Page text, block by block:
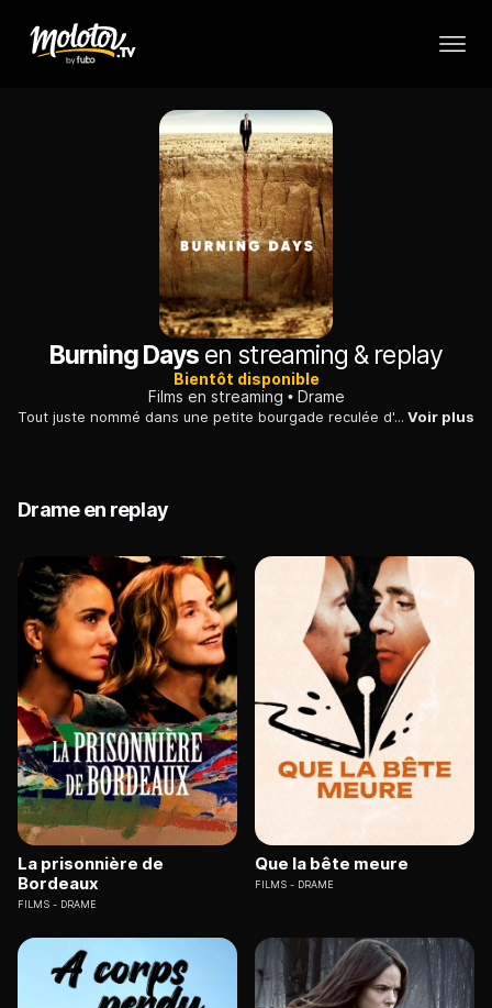
Burning Days en streaming & replay
Bientôt disponible
Films en streaming
Drame
Tout juste nommé dans une petite bourgade reculée d'Anatolie, un jeune procureur doit faire face à la fronde de notables locaux tout-puissants. Voir plus
Drame en replay
La prisonnière de
Bordeaux
FILMS DRAME
Que la bête meure
FILMS DRAME